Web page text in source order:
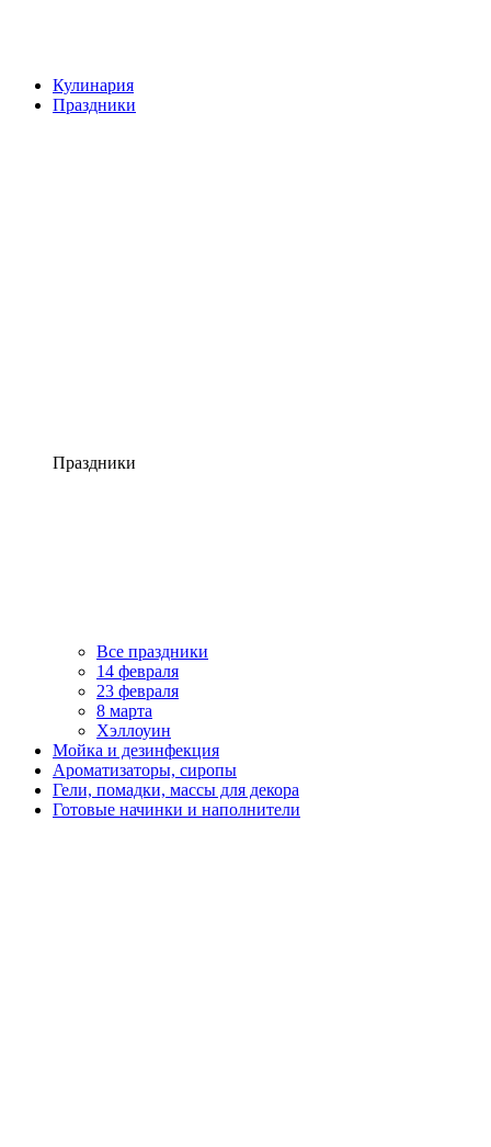
Кулинария
Праздники
Праздники
Все праздники
14 февраля
23 февраля
8 марта
Хэллоуин
Мойка и дезинфекция
Ароматизаторы, сиропы
Гели, помадки, массы для декора
Готовые начинки и наполнители